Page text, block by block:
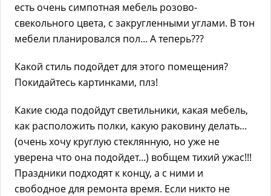
есть очень симпотная мебель розово-
свекольного цвета, с закругленными углами. В тон
мебели планировался пол... А теперь???
Какой стиль подойдет для этого помещения?
Покидайтесь картинками, плз!
Какие сюда подойдут светильники, какая мебель,
как расположить полки, какую раковину делать...
(очень хочу круглую стеклянную, но уже не
уверена что она подойдет...) вобщем тихий ужас!!!
Праздники подходят к концу, а с ними и
свободное для ремонта время. Если никто не